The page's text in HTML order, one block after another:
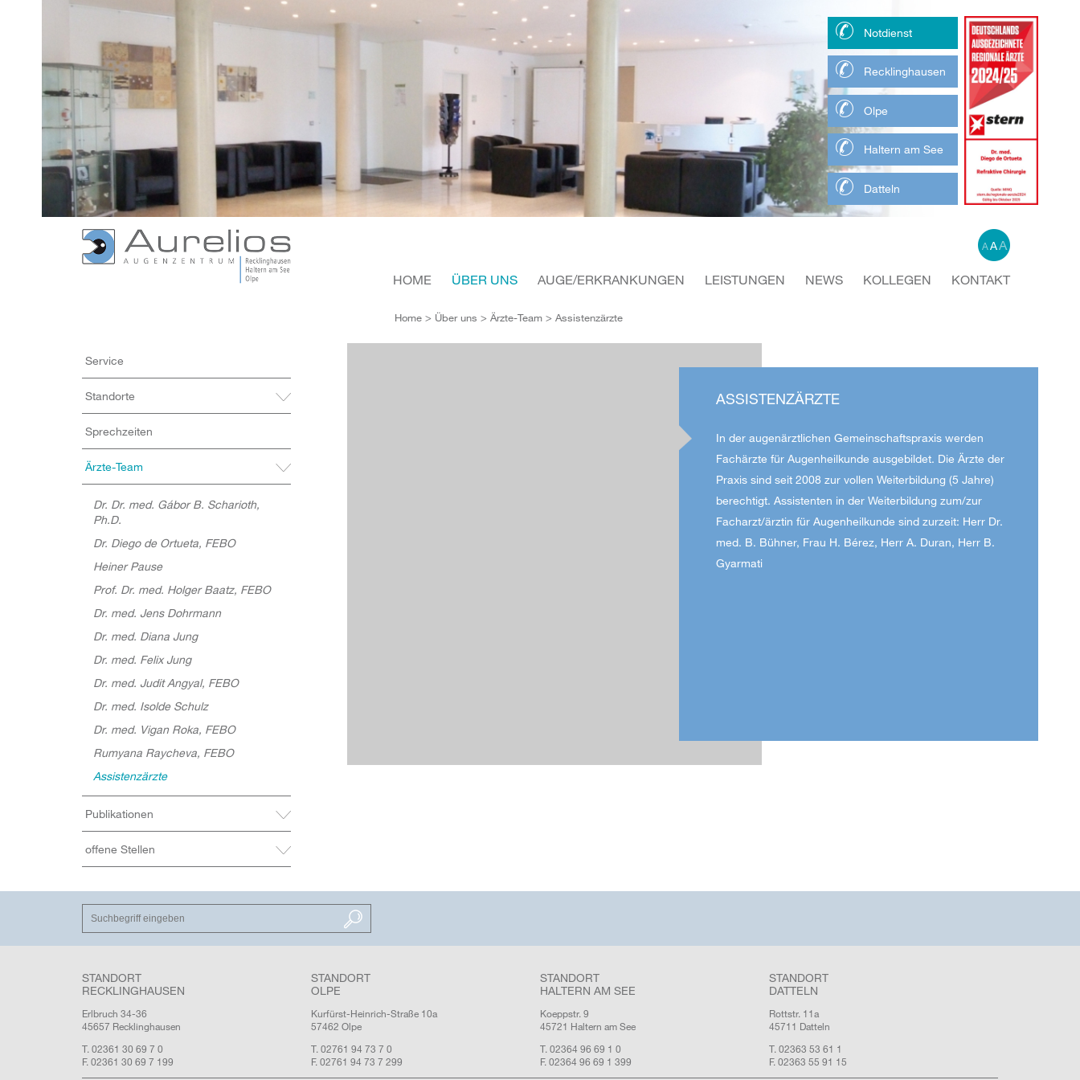
Notdienst
Recklinghausen
Olpe
Haltern am See
Datteln
AAA
HOME ÜBER UNS AUGE/ERKRANKUNGEN LEISTUNGEN NEWS KOLLEGEN KONTAKT
Home > Über uns > Ärzte-Team > Assistenzärzte
Service
Standorte
Sprechzeiten
Ärzte-Team
Dr. Dr. med. Gábor B. Scharioth,
Ph.D.
Dr. Diego de Ortueta, FEBO
Heiner Pause
Prof. Dr. med. Holger Baatz, FEBO
Dr. med. Jens Dohrmann
Dr. med. Diana Jung
Dr. med. Felix Jung
Dr. med. Judit Angyal, FEBO
Dr. med. Isolde Schulz
Dr. med. Vigan Roka, FEBO
Rumyana Raycheva, FEBO
Assistenzärzte
Publikationen
offene Stellen
ASSISTENZÄRZTE
In der augenärztlichen Gemeinschaftspraxis werden
Fachärzte für Augenheilkunde ausgebildet. Die Ärzte der
Praxis sind seit 2008 zur vollen Weiterbildung (5 Jahre)
berechtigt. Assistenten in der Weiterbildung zum/zur
Facharzt/ärztin für Augenheilkunde sind zurzeit: Herr Dr.
med. B. Bühner, Frau H. Bérez, Herr A. Duran, Herr B.
Gyarmati
SUCHEN
STANDORT
RECKLINGHAUSEN
Erlbruch 34-36
45657 Recklinghausen
T. 02361 30 69 7 0
F. 02361 30 69 7 199
STANDORT
OLPE
Kurfürst-Heinrich-Straße 10a
57462 Olpe
T. 02761 94 73 7 0
F. 02761 94 73 7 299
STANDORT
HALTERN AM SEE
Koeppstr. 9
45721 Haltern am See
T. 02364 96 69 1 0
F. 02364 96 69 1 399
STANDORT
DATTELN
Rottstr. 11a
45711 Datteln
T. 02363 53 61 1
F. 02363 55 91 15